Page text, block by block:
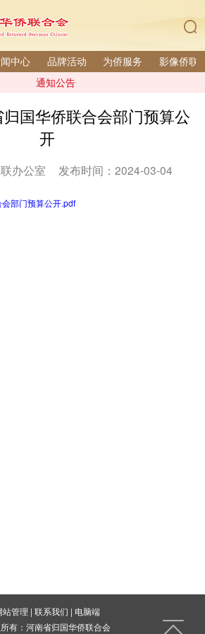
中心 品牌活动 为侨服务 影像侨联
通知公告
国华侨联合会部门预算公
开
办公室 发布时间：2024-03-04
部门预算公开.pdf
站管理 | 联系我们 | 电脑端
有：河南省归国华侨联合会